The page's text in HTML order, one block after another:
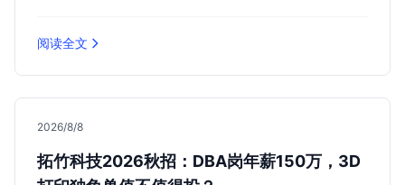
阅读全文
2026/8/8
拓竹科技2026秋招：DBA岗年薪150万，3D